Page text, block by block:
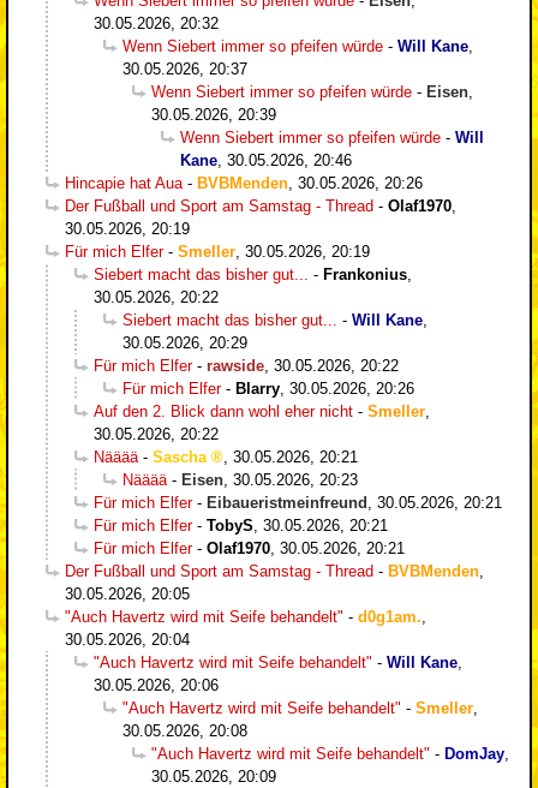
30.05.2026, 20:32
Wenn Siebert immer so pfeifen würde - Will Kane
30.05.2026, 20:37
Wenn Siebert immer so pfeifen würde - Eisen
30.05.2026, 20:39
Wenn Siebert immer so pfeifen würde - Will
Kane 30.05.2026, 20:46
Hincapie hat Aua - BVBMenden 30.05.2026, 20:26
Der Fußball und Sport am Samstag - Thread - Olaf1970
30.05.2026, 20:19
Für mich Elfer- Smeller 30.05.2026, 20:19
Siebert macht das bisher gut...
- Frankonius
30.05.2026, 20:22
Siebert macht das bisher gut...
- Will Kane
30.05.2026, 20:29
Für mich Elfer- rawside 30.05.2026, 20:22
Für mich Elfer- Blarry 30.05.2026, 20:26
Auf den 2. Blick dann wohl eher nicht - Smeller
30.05.2026, 20:22
Nääää - Sascha
30.05.2026, 20:21
Nääää - Eisen 30.05.2026, 20:23
Für mich Elfer- Eibaueristmeinfreund
30.05.2026, 20:21
Für mich Elfer- TobyS 30.05.2026, 20:21
Für mich Elfer- Olaf1970 30.05.2026, 20:21
Der Fußball und Sport am Samstag - Thread - BVBMenden
30.05.2026, 20:05
"Auch Havertz wird mit Seife behandelt" - d0g1am.
30.05.2026, 20:04
"Auch Havertz wird mit Seife behandelt" - Will Kane
30.05.2026, 20:06
"Auch Havertz wird mit Seife behandelt" - Smeller
30.05.2026, 20:08
"Auch Havertz wird mit Seife behandelt" - DomJay
30.05.2026, 20:09